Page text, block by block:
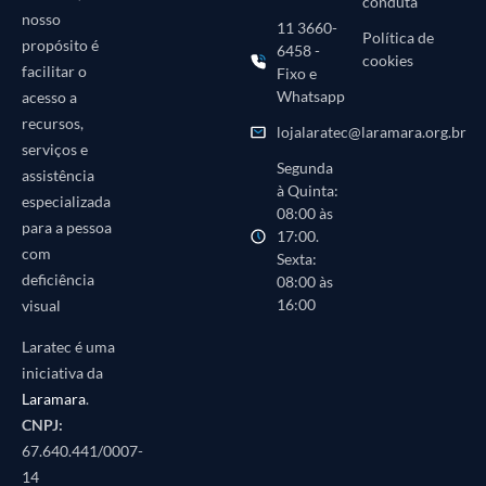
nosso
propósito é
facilitar o
acesso a
recursos,
serviços e
assistência
especializada
para a pessoa
com
deficiência
visual
Laratec é uma
iniciativa da
Laramara.
CNPJ:
67.640.441/0007-
14
11 3660-
6458 -
Fixo e
Whatsapp
lojalaratec@laramara.org.br
Segunda
à Quinta:
08:00 às
17:00.
Sexta:
08:00 às
16:00
Política de
cookies